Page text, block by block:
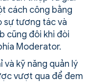
cách công bằng
sự tương tác và
cũng đôi khi đòi
Moderator.
và kỹ năng quản lý
vượt qua để đem